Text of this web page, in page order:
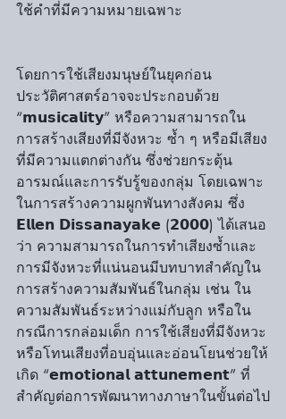
ใช้คำที่มีความหมายเฉพาะ
โดยการใช้เสียงมนุษย์ในยุคก่อน
ประวัติศาสตร์อาจจะประกอบด้วย
“𝗺𝘂𝘀𝗶𝗰𝗮𝗹𝗶𝘁𝘆” หรือความสามารถใน
การสร้างเสียงที่มีจังหวะ ซ้ำ ๆ หรือมีเสียง
ที่มีความแตกต่างกัน ซึ่งช่วยกระตุ้น
อารมณ์และการรับรู้ของกลุ่ม โดยเฉพาะ
ในการสร้างความผูกพันทางสังคม ซึ่ง
𝗘𝗹𝗹𝗲𝗻 𝗗𝗶𝘀𝘀𝗮𝗻𝗮𝘆𝗮𝗸𝗲 (𝟮𝟬𝟬𝟬) ได้เสนอ
ว่า ความสามารถในการทำเสียงซ้ำและ
การมีจังหวะที่แน่นอนมีบทบาทสำคัญใน
การสร้างความสัมพันธ์ในกลุ่ม เช่น ใน
ความสัมพันธ์ระหว่างแม่กับลูก หรือใน
กรณีการกล่อมเด็ก การใช้เสียงที่มีจังหวะ
หรือโทนเสียงที่อบอุ่นและอ่อนโยนช่วยให้
เกิด “𝗲𝗺𝗼𝘁𝗶𝗼𝗻𝗮𝗹 𝗮𝘁𝘁𝘂𝗻𝗲𝗺𝗲𝗻𝘁” ที่
สำคัญต่อการพัฒนาทางภาษาในขั้นต่อไป